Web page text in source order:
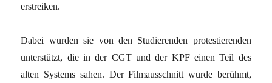
erstreiken.
Dabei wurden sie von den Studierenden protestierenden
unterstützt, die in der CGT und der KPF einen Teil des
alten Systems sahen. Der Filmausschnitt wurde berühmt,